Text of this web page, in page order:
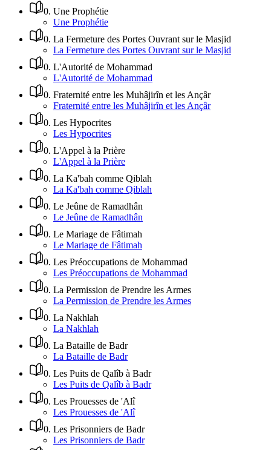
0. Une Prophétie
Une Prophétie
0. La Fermeture des Portes Ouvrant sur le Masjid
La Fermeture des Portes Ouvrant sur le Masjid
0. L'Autorité de Mohammad
L'Autorité de Mohammad
0. Fraternité entre les Muhâjirîn et les Ançâr
Fraternité entre les Muhâjirîn et les Ançâr
0. Les Hypocrites
Les Hypocrites
0. L'Appel à la Prière
L'Appel à la Prière
0. La Ka'bah comme Qiblah
La Ka'bah comme Qiblah
0. Le Jeûne de Ramadhân
Le Jeûne de Ramadhân
0. Le Mariage de Fâtimah
Le Mariage de Fâtimah
0. Les Préoccupations de Mohammad
Les Préoccupations de Mohammad
0. La Permission de Prendre les Armes
La Permission de Prendre les Armes
0. La Nakhlah
La Nakhlah
0. La Bataille de Badr
La Bataille de Badr
0. Les Puits de Qalîb à Badr
Les Puits de Qalîb à Badr
0. Les Prouesses de 'Alî
Les Prouesses de 'Alî
0. Les Prisonniers de Badr
Les Prisonniers de Badr